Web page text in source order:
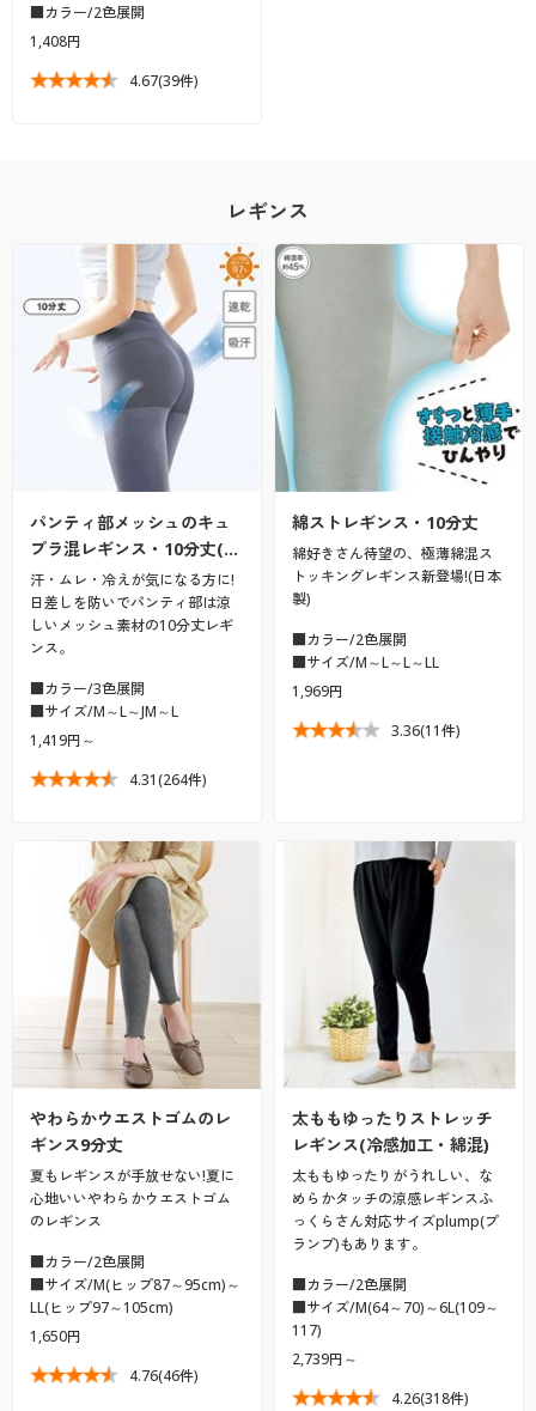
■カラー/2色展開
1,408円
4.67(39件)
レギンス
パンティ部メッシュのキュ
プラ混レギンス・10分丈(…
汗・ムレ・冷えが気になる方に!
日差しを防いでパンティ部は涼
しいメッシュ素材の10分丈レギ
ンス。
■カラー/3色展開
■サイズ/M～L～JM～L
1,419円～
4.31(264件)
綿ストレギンス・10分丈
綿好きさん待望の、極薄綿混ス
トッキングレギンス新登場!(日本
製)
■カラー/2色展開
■サイズ/M～L～L～LL
1,969円
3.36(11件)
やわらかウエストゴムのレ
ギンス9分丈
夏もレギンスが手放せない!夏に
心地いいやわらかウエストゴム
のレギンス
■カラー/2色展開
■サイズ/M(ヒップ87～95cm)～
LL(ヒップ97～105cm)
1,650円
4.76(46件)
太ももゆったりストレッチ
レギンス(冷感加工・綿混)
太ももゆったりがうれしい、な
めらかタッチの涼感レギンスふ
っくらさん対応サイズplump(プ
ランプ)もあります。
■カラー/2色展開
■サイズ/M(64～70)～6L(109～
117)
2,739円～
4.26(318件)